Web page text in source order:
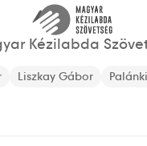
Kézilabda
Liszkay Gábor